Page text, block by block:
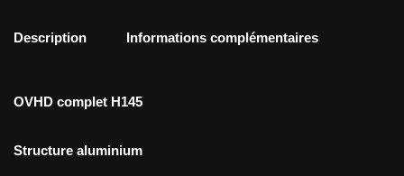
Description Informations complémentaires
OVHD complet H145
Structure aluminium